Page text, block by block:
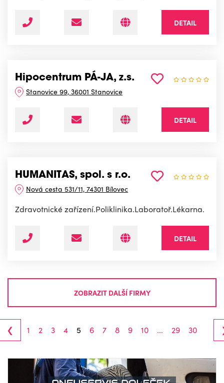
DETAIL
Hipocentrum PÁ-JA, z.s.
Stanovice 99, 36001 Stanovice
DETAIL
HUMANITAS, spol. s r.o.
Nová cesta 531/11, 74301 Bílovec
Zdravotnické zařízení.Poliklinika.Laboratoř.Lékarna.
DETAIL
ZOBRAZIT DALŠÍ FIRMY
‹ 1 2 3 4 5 6 7 8 9 10 ... 29 30